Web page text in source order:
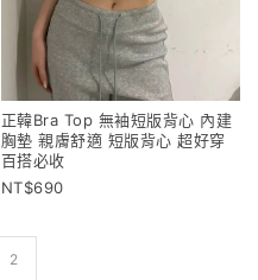
正韓Bra Top 無袖短版背心 內建
胸墊 親膚舒適 短版背心 超好穿
百搭必收
690
2